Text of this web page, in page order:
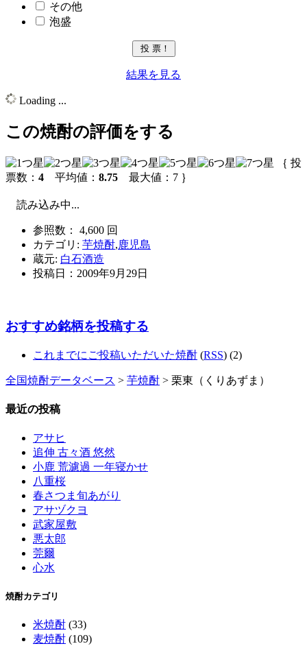
その他
泡盛
結果を見る
Loading ...
この焼酎の評価をする
｛ 投
票数： 4 平均値： 8.75 最大値：7 ｝
読み込み中...
参照数： 4,600 回
カテゴリ: 芋焼酎,鹿児島
蔵元: 白石酒造
投稿日： 2009年9月29日
おすすめ銘柄を投稿する
これまでにご投稿いただいた焼酎 (RSS) (2)
全国焼酎データベース > 芋焼酎 > 栗東（くりあずま）
最近の投稿
アサヒ
追伸 古々酒 悠然
小鹿 荒濾過 一年寝かせ
八重桜
春さつま旬あがり
アサヅクヨ
武家屋敷
悪太郎
莞爾
心水
焼酎カテゴリ
米焼酎 (33)
麦焼酎 (109)